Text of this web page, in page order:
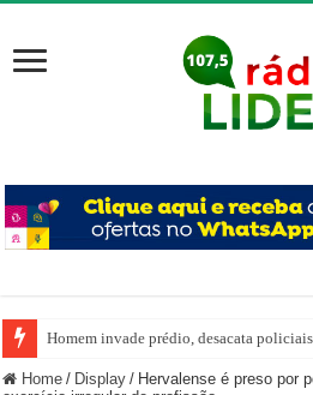
Homem invade prédio, desacata
Joaçaba recebe equipe do Boca Juniors
Home / Display / Hervalense é preso por